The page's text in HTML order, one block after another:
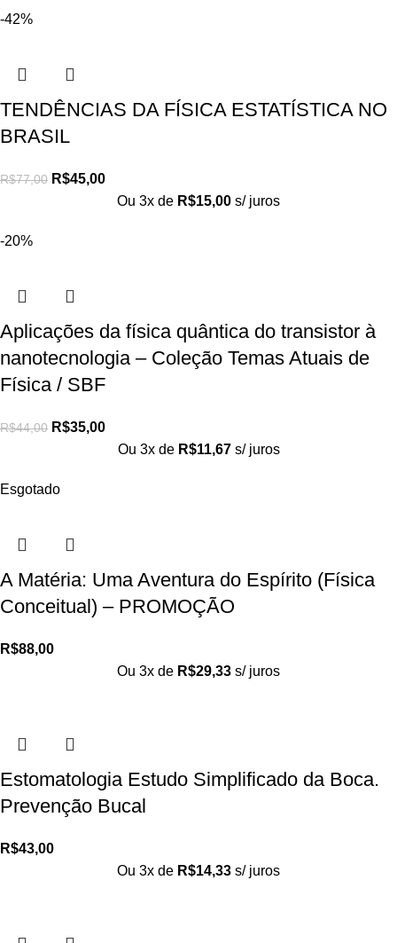
-42%
TENDÊNCIAS DA FÍSICA ESTATÍSTICA NO
BRASIL
R$77,00 R$45,00
Ou 3x de R$15,00 s/ juros
-20%
Aplicações da física quântica do transistor à
nanotecnologia – Coleção Temas Atuais de
Física / SBF
R$44,00 R$35,00
Ou 3x de R$11,67 s/ juros
Esgotado
A Matéria: Uma Aventura do Espírito (Física
Conceitual) – PROMOÇÃO
R$88,00
Ou 3x de R$29,33 s/ juros
Estomatologia Estudo Simplificado da Boca.
Prevenção Bucal
R$43,00
Ou 3x de R$14,33 s/ juros